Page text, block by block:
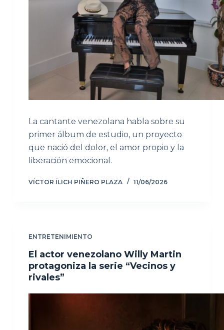
La cantante venezolana habla sobre su
primer álbum de estudio, un proyecto
que nació del dolor, el amor propio y la
liberación emocional.
VÍCTOR ÍLICH PIÑERO PLAZA 11/06/2026
ENTRETENIMIENTO
El actor venezolano Willy Martin
protagoniza la serie “Vecinos y
rivales”